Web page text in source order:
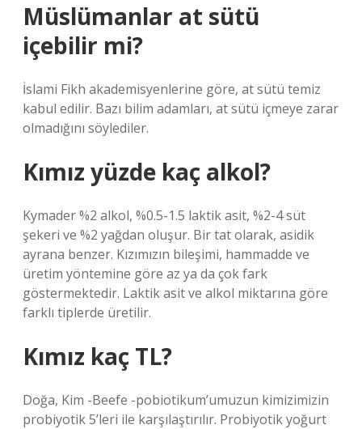
Müslümanlar at sütü
içebilir mi?
İslami Fikh akademisyenlerine göre, at sütü temiz
kabul edilir. Bazı bilim adamları, at sütü içmeye zarar
olmadığını söylediler.
Kımız yüzde kaç alkol?
Kymader %2 alkol, %0.5-1.5 laktik asit, %2-4 süt
şekeri ve %2 yağdan oluşur. Bir tat olarak, asidik
ayrana benzer. Kızımızın bileşimi, hammadde ve
üretim yöntemine göre az ya da çok fark
göstermektedir. Laktik asit ve alkol miktarına göre
farklı tiplerde üretilir.
Kımız kaç TL?
Doğa, Kim -Beefe -pobiotikum’umuzun kimizimizin
probiyotik 5’leri ile karşılaştırılır. Probiyotik yoğurt